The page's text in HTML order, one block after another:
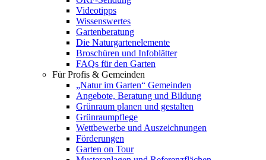
Videotipps
Wissenswertes
Gartenberatung
Die Naturgartenelemente
Broschüren und Infoblätter
FAQs für den Garten
Für Profis & Gemeinden
„Natur im Garten“ Gemeinden
Angebote, Beratung und Bildung
Grünraum planen und gestalten
Grünraumpflege
Wettbewerbe und Auszeichnungen
Förderungen
Garten on Tour